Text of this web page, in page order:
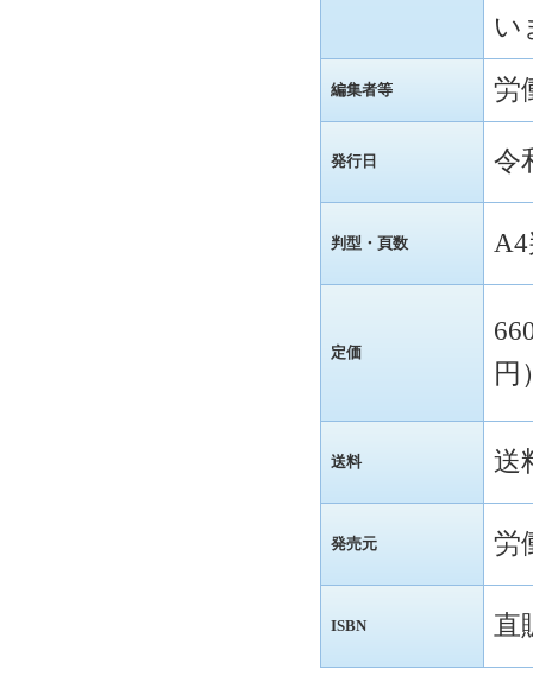
い
編集者等 労
発行日 令
判型・頁数 A4
定価
円
送料 送
発売元 労
ISBN 直